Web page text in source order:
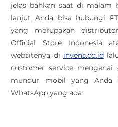
jelas bahkan saat di malam
lanjut Anda bisa hubungi
yang merupakan
Official Store Indonesia
websitenya di invens.co.id
customer service mengenai
mundur mobil yang Anda
WhatsApp yang ada.